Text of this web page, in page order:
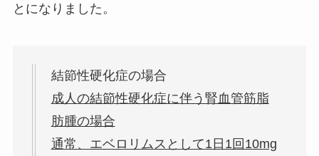
とになりました。
結節性硬化症の場合
成人の結節性硬化症に伴う腎血管筋脂
肪腫の場合
通常、エベロリムスとして1日1回10mg